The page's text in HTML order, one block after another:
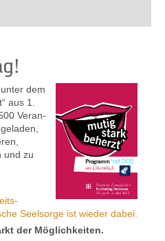
dem
aus 1.
Ver­an­
und zu
Seel­sorge ist wieder dabei.
der Mög­lich­keiten.